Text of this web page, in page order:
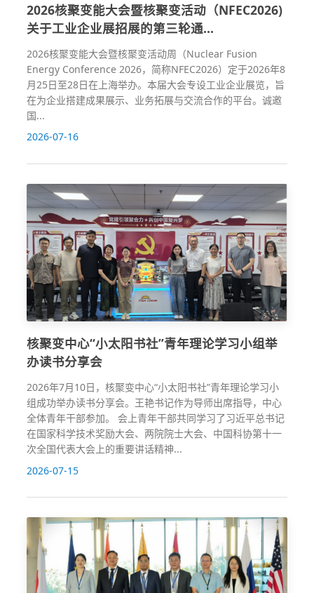
2026核聚变能大会暨核聚变活动（NFEC2026)
关于工业企业展招展的第三轮通...
2026核聚变能大会暨核聚变活动周（Nuclear Fusion
Energy Conference 2026，简称NFEC2026）定于2026年8
月25日至28日在上海举办。本届大会专设工业企业展览，旨
在为企业搭建成果展示、业务拓展与交流合作的平台。诚邀
国...
2026-07-16
核聚变中心“小太阳书社”青年理论学习小组举
办读书分享会
2026年7月10日，核聚变中心“小太阳书社”青年理论学习小
组成功举办读书分享会。王艳书记作为导师出席指导，中心
全体青年干部参加。 会上青年干部共同学习了习近平总书记
在国家科学技术奖励大会、两院院士大会、中国科协第十一
次全国代表大会上的重要讲话精神...
2026-07-15